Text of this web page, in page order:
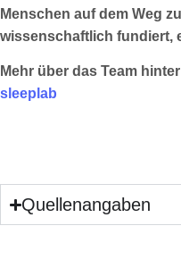
Menschen auf dem Weg
wissenschaftlich fundiert,
Mehr über das Team
sleeplab
Quellenangaben